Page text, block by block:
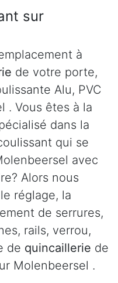
sur
à
de votre porte,
Alu, PVC
. Vous êtes à la
dans la
qui se
avec
Alors nous
réglage, la
de serrures,
rails, verrou,
de quincaillerie de
Molenbeersel .